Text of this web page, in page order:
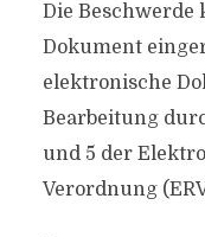
Die Beschwerde
Dokument
elektronische
Bearbeitung
und 5 der
Verordnung